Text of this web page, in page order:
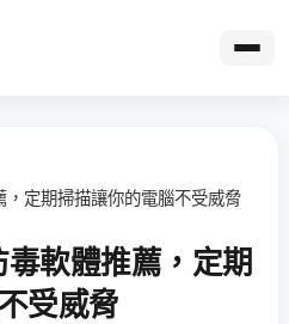
定期掃描讓你的電腦不受威脅
軟體推薦，定期
受威脅